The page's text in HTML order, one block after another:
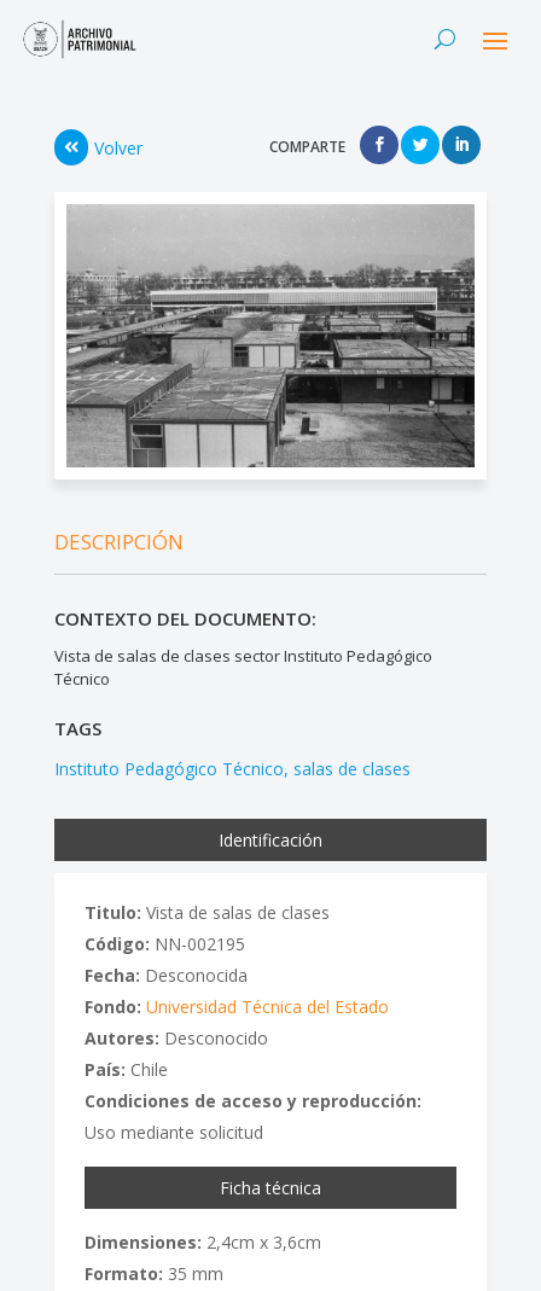
Volver COMPARTE
DESCRIPCIÓN
CONTEXTO DEL DOCUMENTO:
Vista de salas de clases sector Instituto Pedagógico
Técnico
TAGS
Instituto Pedagógico Técnico salas de clases
Identificación
Titulo: Vista de salas de clases
Código: NN-002195
Fecha: Desconocida
Fondo: Universidad Técnica del Estado
Autores: Desconocido
País: Chile
Condiciones de acceso y reproducción:
Uso mediante solicitud
Ficha técnica
Dimensiones: 2,4cm x 3,6cm
Formato: 35 mm